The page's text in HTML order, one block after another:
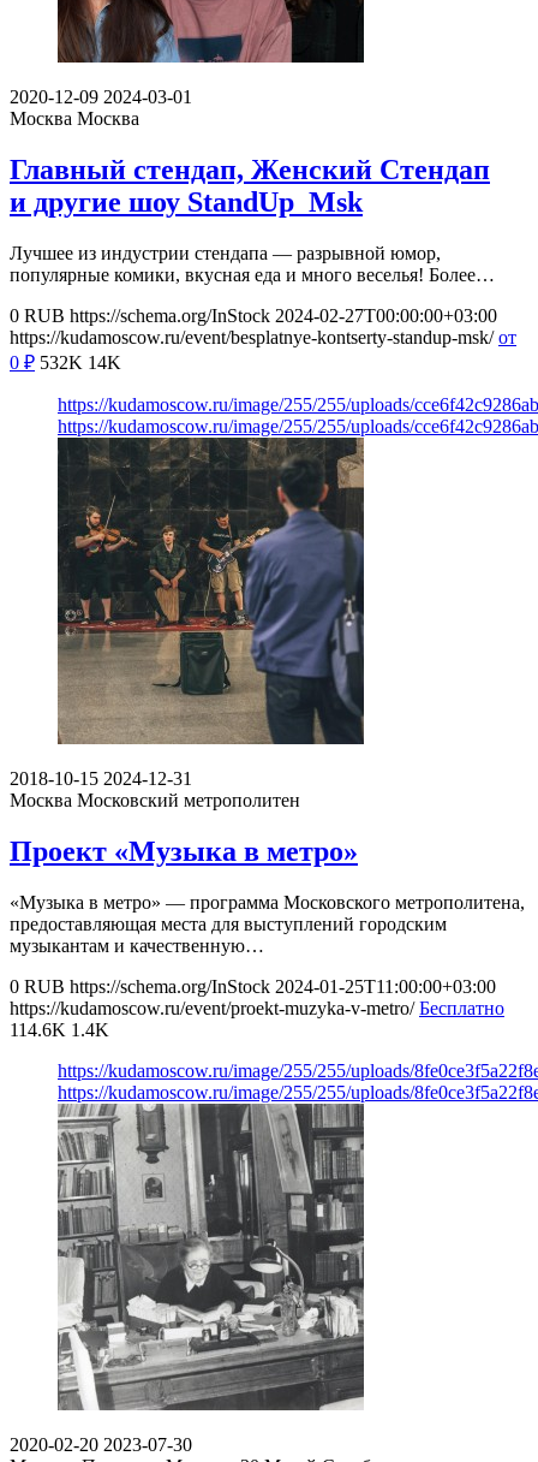
2020-12-09 2024-03-01
Москва Москва
Главный стендап, Женский Стендап
и другие шоу StandUp_Msk
Лучшее из индустрии стендапа — разрывной юмор,
популярные комики, вкусная еда и много веселья! Более…
0 RUB https://schema.org/InStock 2024-02-27T00:00:00+03:00
https://kudamoscow.ru/event/besplatnye-kontserty-standup-msk/ от
0 ₽ 532K 14K
https://kudamoscow.ru/image/255/255/uploads/
https://kudamoscow.ru/image/255/255/uploads/
2018-10-15 2024-12-31
Москва Московский метрополитен
Проект «Музыка в метро»
«Музыка в метро» — программа Московского метрополитена,
предоставляющая места для выступлений городским
музыкантам и качественную…
0 RUB https://schema.org/InStock 2024-01-25T11:00:00+03:00
https://kudamoscow.ru/event/proekt-muzyka-v-metro/ Бесплатно
114.6K 1.4K
https://kudamoscow.ru/image/255/255/uploads/
https://kudamoscow.ru/image/255/255/uploads/
2020-02-20 2023-07-30